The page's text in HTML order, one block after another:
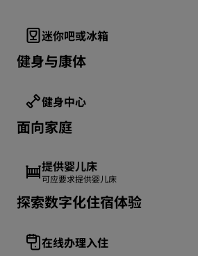
迷你吧或冰箱
健身与康体
健身中心
面向家庭
提供婴儿床
可应要求提供婴儿床
探索数字化住宿体验
在线办理入住